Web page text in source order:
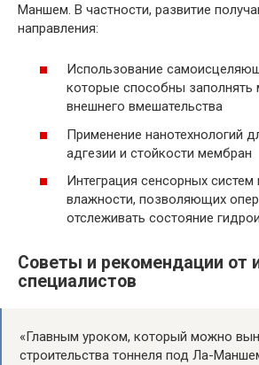
Маншем. В частности, развитие
направления:
Использование
которые способны
внешнего вмешательства
Применение нанотехнологий
адгезии и стойкости мембран
Интеграция сенсорных систем
влажности, позволяющих
отслеживать состояние
Советы и рекомендации от
специалистов
«Главным уроком, который можно
строительства тоннеля под Ла-